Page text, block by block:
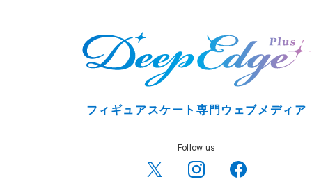
フィギュアスケート専門ウェブメディア
Follow us